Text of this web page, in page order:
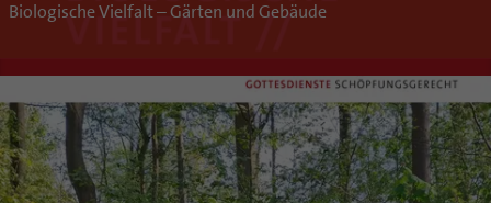
Biologische Vielfalt – Gärten und Gebäude